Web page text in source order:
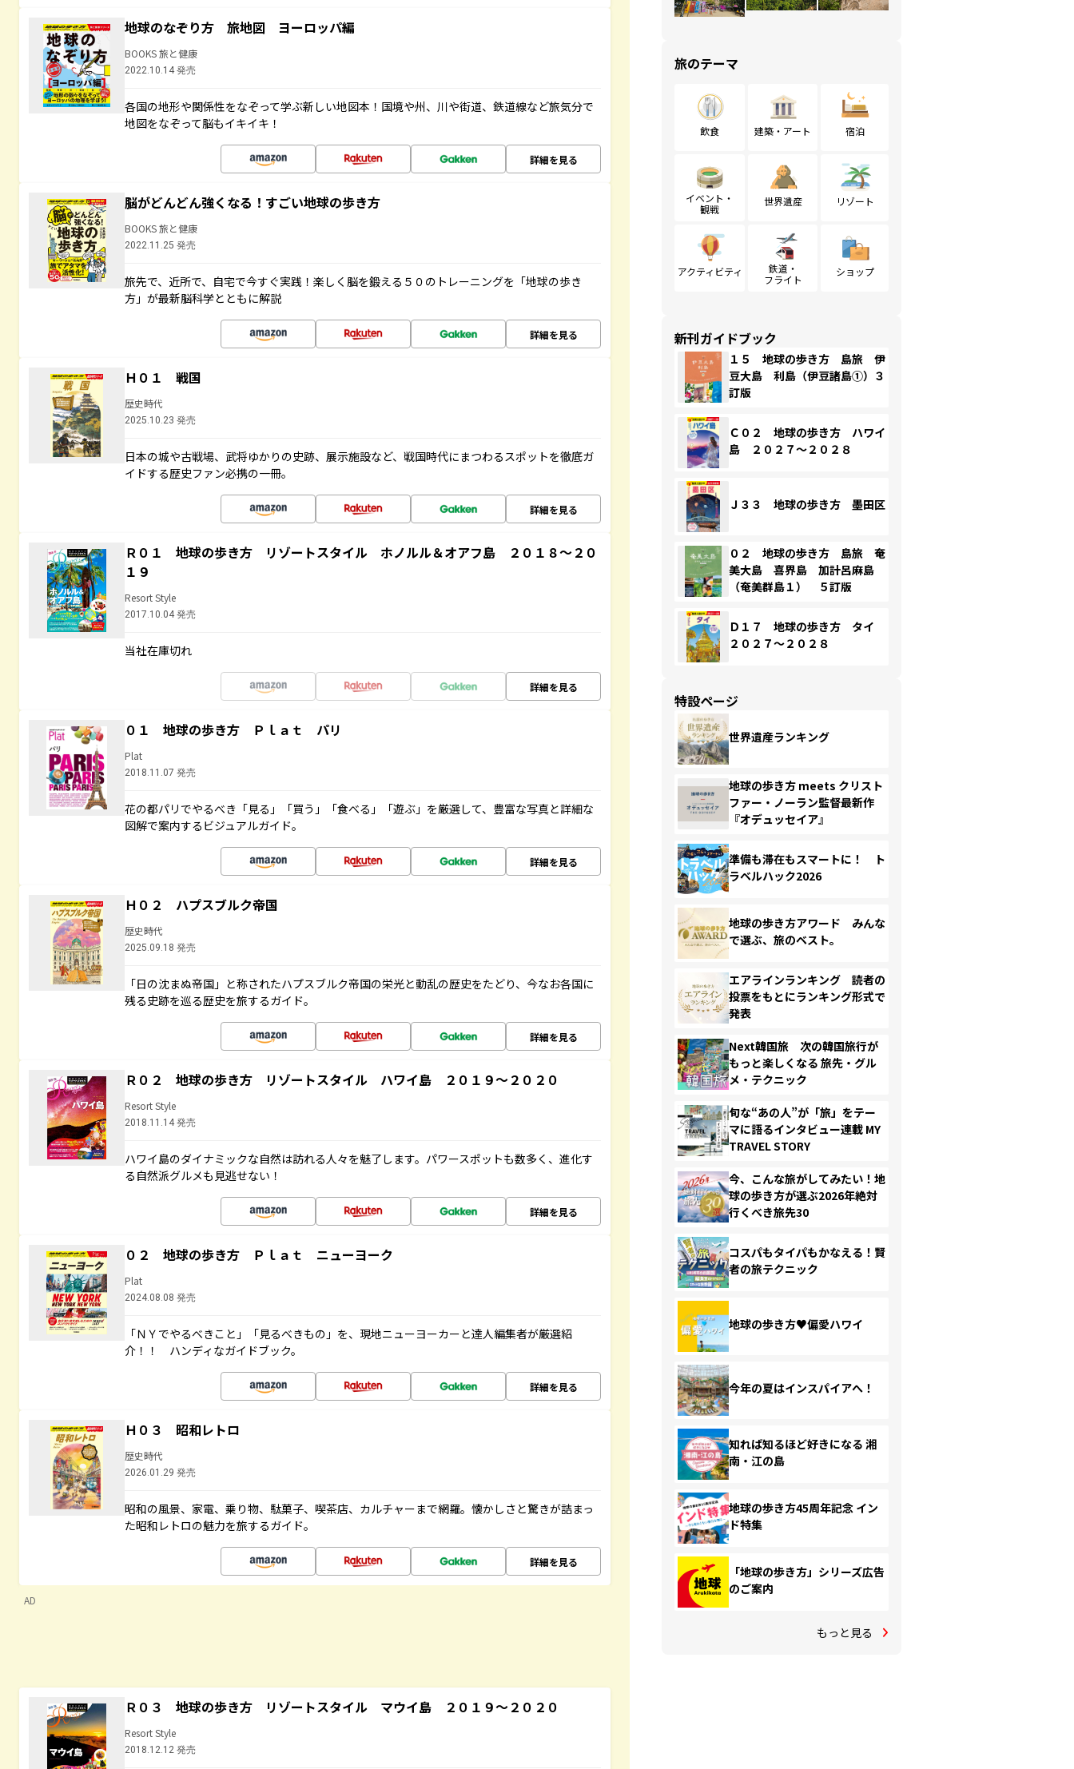
地球のなぞり方 旅地図 ヨーロッパ編
BOOKS 旅と健康
2022.10.14 発売
各国の地形や関係性をなぞって学ぶ新しい地図本！国境や州、川や街道、鉄道線など旅気分で
地図をなぞって脳もイキイキ！
詳細を見る
脳がどんどん強くなる！すごい地球の歩き方
BOOKS 旅と健康
2022.11.25 発売
旅先で、近所で、自宅で今すぐ実践！楽しく脳を鍛える５０のトレーニングを「地球の歩き
方」が最新脳科学とともに解説
詳細を見る
Ｈ０１ 戦国
歴史時代
2025.10.23 発売
日本の城や古戦場、武将ゆかりの史跡、展示施設など、戦国時代にまつわるスポットを徹底ガ
イドする歴史ファン必携の一冊。
詳細を見る
Ｒ０１ 地球の歩き方 リゾートスタイル ホノルル＆オアフ島 ２０１８～２０
１９
Resort Style
2017.10.04 発売
当社在庫切れ
詳細を見る
０１ 地球の歩き方 Ｐｌａｔ パリ
Plat
2018.11.07 発売
花の都パリでやるべき「見る」「買う」「食べる」「遊ぶ」を厳選して、豊富な写真と詳細な
図解で案内するビジュアルガイド。
詳細を見る
Ｈ０２ ハプスブルク帝国
歴史時代
2025.09.18 発売
「日の沈まぬ帝国」と称されたハプスブルク帝国の栄光と動乱の歴史をたどり、今なお各国に
残る史跡を巡る歴史を旅するガイド。
詳細を見る
Ｒ０２ 地球の歩き方 リゾートスタイル ハワイ島 ２０１９～２０２０
Resort Style
2018.11.14 発売
ハワイ島のダイナミックな自然は訪れる人々を魅了します。パワースポットも数多く、進化す
る自然派グルメも見逃せない！
詳細を見る
０２ 地球の歩き方 Ｐｌａｔ ニューヨーク
Plat
2024.08.08 発売
「ＮＹでやるべきこと」「見るべきもの」を、現地ニューヨーカーと達人編集者が厳選紹
介！！ ハンディなガイドブック。
詳細を見る
Ｈ０３ 昭和レトロ
歴史時代
2026.01.29 発売
昭和の風景、家電、乗り物、駄菓子、喫茶店、カルチャーまで網羅。懐かしさと驚きが詰まっ
た昭和レトロの魅力を旅するガイド。
詳細を見る
AD
Ｒ０３ 地球の歩き方 リゾートスタイル マウイ島 ２０１９～２０２０
Resort Style
2018.12.12 発売
旅のテーマ
飲食 建築・アート 宿泊
イベント・
観戦
世界遺産 リゾート
アクティビティ
鉄道・
フライト
ショップ
新刊ガイドブック
１５ 地球の歩き方 島旅 伊
豆大島 利島（伊豆諸島①）３
訂版
Ｃ０２ 地球の歩き方 ハワイ
島 ２０２７～２０２８
Ｊ３３ 地球の歩き方 墨田区
０２ 地球の歩き方 島旅 奄
美大島 喜界島 加計呂麻島
（奄美群島１） ５訂版
Ｄ１７ 地球の歩き方 タイ
２０２７～２０２８
特設ページ
世界遺産ランキング
地球の歩き方 meets クリスト
ファー・ノーラン監督最新作
『オデュッセイア』
準備も滞在もスマートに！ ト
ラベルハック2026
地球の歩き方アワード みんな
で選ぶ、旅のベスト。
エアラインランキング 読者の
投票をもとにランキング形式で
発表
Next韓国旅 次の韓国旅行が
もっと楽しくなる 旅先・グル
メ・テクニック
旬な“あの人”が「旅」をテー
マに語るインタビュー連載 MY
TRAVEL STORY
今、こんな旅がしてみたい！地
球の歩き方が選ぶ2026年絶対
行くべき旅先30
コスパもタイパもかなえる！賢
者の旅テクニック
地球の歩き方♥偏愛ハワイ
今年の夏はインスパイアへ！
知れば知るほど好きになる 湘
南・江の島
地球の歩き方45周年記念 イン
ド特集
「地球の歩き方」シリーズ広告
のご案内
もっと見る